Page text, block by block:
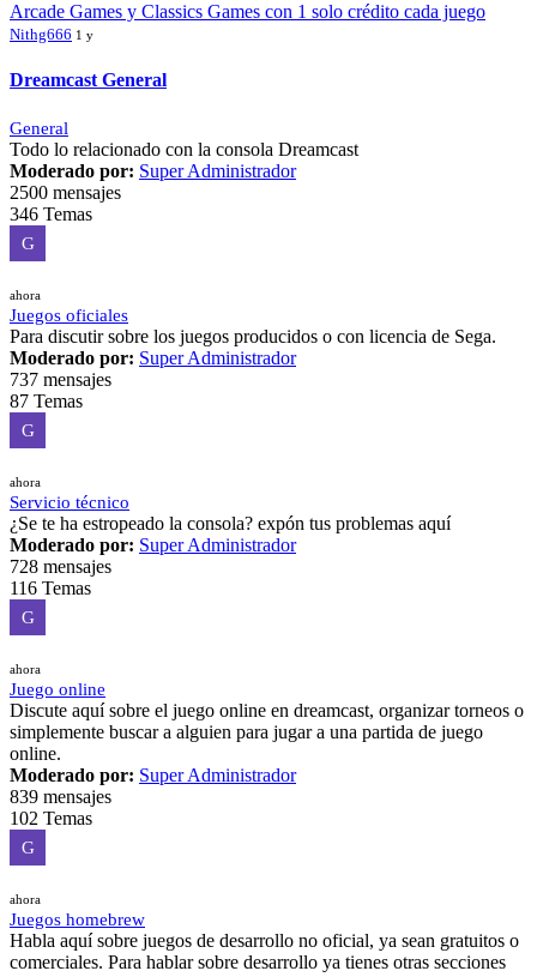
Arcade Games y Classics Games con 1 solo crédito cada juego
Nithg666 1 y
Dreamcast General
General
Todo lo relacionado con la consola Dreamcast
Moderado por: Super Administrador
2500 mensajes
346 Temas
G
ahora
Juegos oficiales
Para discutir sobre los juegos producidos o con licencia de Sega.
Moderado por: Super Administrador
737 mensajes
87 Temas
G
ahora
Servicio técnico
¿Se te ha estropeado la consola? expón tus problemas aquí
Moderado por: Super Administrador
728 mensajes
116 Temas
G
ahora
Juego online
Discute aquí sobre el juego online en dreamcast, organizar torneos o
simplemente buscar a alguien para jugar a una partida de juego
online.
Moderado por: Super Administrador
839 mensajes
102 Temas
G
ahora
Juegos homebrew
Habla aquí sobre juegos de desarrollo no oficial, ya sean gratuitos o
comerciales. Para hablar sobre desarrollo ya tienes otras secciones